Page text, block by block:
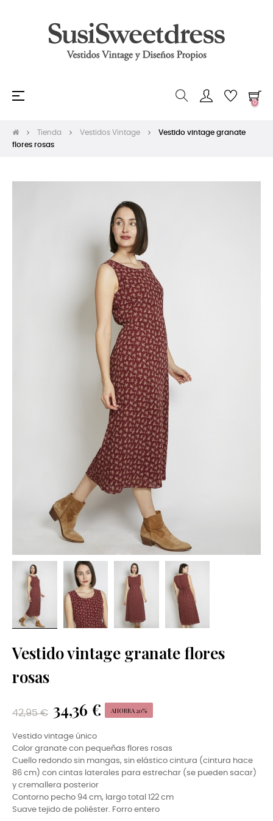
Navegación
☰
0
Tienda Vestidos Vintage
Vestido vintage granate
flores rosas
Vestido vintage granate flores
rosas
42,95 € 34,36 € AHORRA 20%
Vestido vintage único
Color granate con pequeñas flores rosas
Cuello redondo sin mangas, sin elástico cintura (cintura hace
86 cm) con cintas laterales para estrechar (se pueden sacar)
y cremallera posterior
Contorno pecho 94 cm, largo total 122 cm
Suave tejido de poliéster. Forro entero